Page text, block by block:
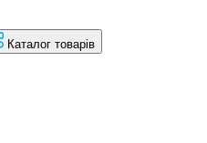
Каталог товарів